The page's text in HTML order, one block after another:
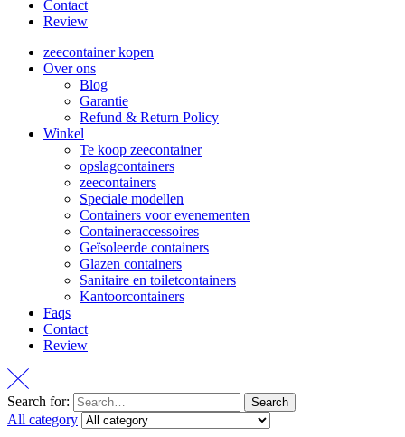
Contact
Review
zeecontainer kopen
Over ons
Blog
Garantie
Refund & Return Policy
Winkel
Te koop zeecontainer​
opslagcontainers
zeecontainers
Speciale modellen
Containers voor evenementen
Containeraccessoires
Geïsoleerde containers
Glazen containers
Sanitaire en toiletcontainers
Kantoorcontainers
Faqs
Contact
Review
Search for: Search
All category